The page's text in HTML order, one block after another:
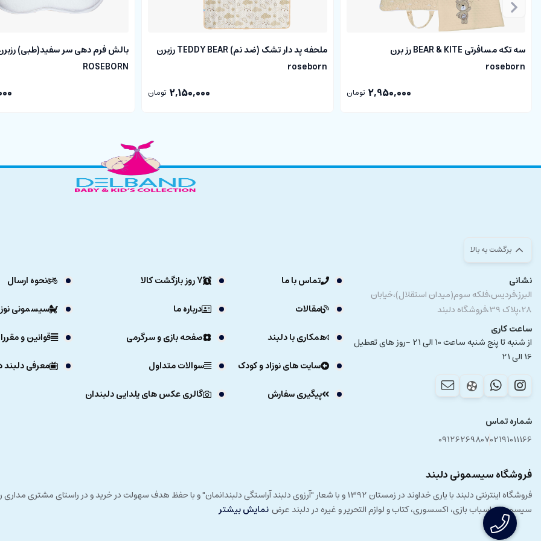
تشک رویی دارای بند جهت جمع کردن و سفت نگه داشته شدن
دارای یک بالشت و روانداز
دارای یک زیرانداز تعویض ضد آب با لایه میانی مشمایی که دو نخ پنبه می باشد.
از آنجا که نوزادان تازه متولد شده، استخوان های بسیار نرم و شکل پذیری دارند، همواره این موضوع را به یاد داشته باشید که در هنگام جابجا کردن
تشک گارد دار
از سوی دیگر، استفاده از تشک لبه دارسبب می‌شود که جابجا کردن نوزاد در هنگام خواب بسیار ساده تر و بی دغدغه‌تر شود و در این حین نوزاد نیز از
سه تکه مسافرتی BEAR & KITE رز برن
roseborn
2,950,000 تومان
ملحفه پد دار تشک (ضد نم) TEDDY BEAR رزبرن
roseborn
2,150,000 تومان
بالش فرم دهی سر سفید(طبی)
ROSEBORN
برگشت به بالا
نشانی
البرز،فردیس،فلکه سوم(میدان استقلال)،خیابان
28،پلاک 39،فروشگاه دلبند
ساعت کاری
از شنبه تا پنج شنبه ساعت 10 الی 21 -روز های تعطیل
16 الی 21
شماره تماس
02191011166
09126269807
تماس با ما 7 روز بازگشت کالا
نحوه ارسال
مقالات
درباره ما
سیسمونی
همکاری با دلبند
صفحه بازی و سرگرمی
قوانین و
سایت های نوزاد و کودک
سوالات متداول
معرفی
پیگیری سفارش
گالری عکس های یلدایی دلبندان
فروشگاه سیسمونی دلبند
فروشگاه اینترنتی دلبند با یاری خداوند در زمستان 1392 و با شعار "آرزوی دلبند آراستگی دلبندانمان" و با حفظ هدف سهولت در خرید
سیسمونی، اسباب بازی، اکسسوری، کتاب و لوازم التحریر و غیره در دلبند عرض نمایش بیشتر